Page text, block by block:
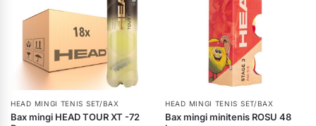
HEAD MINGI TENIS SET/BAX
Bax mingi HEAD TOUR XT -72
HEAD MINGI TENIS SET/BAX
Bax mingi minitenis ROSU 48